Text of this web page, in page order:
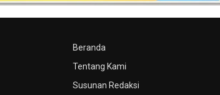
Beranda
Tentang Kami
Susunan Redaksi